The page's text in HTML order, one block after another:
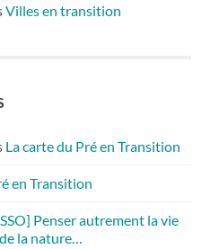
Villes en transition
La carte du Pré en Transition
en Transition
Penser autrement la vie
la nature…